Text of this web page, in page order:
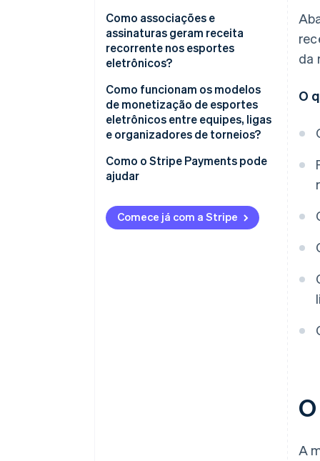
Como associações e
assinaturas geram receita
recorrente nos esportes
eletrônicos?
Como funcionam os modelos
de monetização de esportes
eletrônicos entre equipes, ligas
e organizadores de torneios?
Como o Stripe Payments pode
ajudar
Comece já com a Stripe
da
O
A